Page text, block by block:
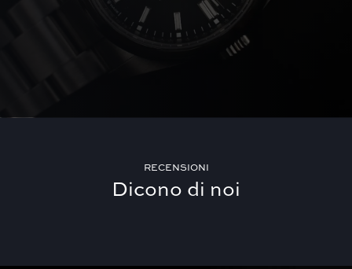
RECENSIONI
Dicono di noi